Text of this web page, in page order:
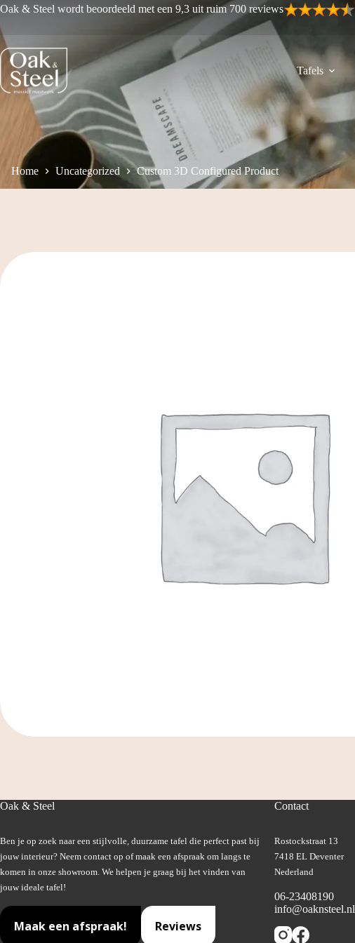
Ga
de
inhoud
Oak & Steel wordt beoordeeld met een 9,3 uit ruim 700 reviews
Tafels
Home Uncategorized Custom 3D Configured Product
Oak & Steel
Ben je op zoek naar een stijlvolle, duurzame tafel die perfect past bij
jouw interieur? Neem contact op of maak een afspraak om langs te
komen in onze showroom. We helpen je graag bij het vinden van
jouw ideale tafel!
Maak een afspraak! Reviews
Contact
Rostockstraat 13
7418 EL Deventer
Nederland
06-23408190
info@oaknsteel.nl